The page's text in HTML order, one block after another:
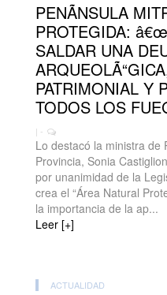
PENÃNSULA
PROTEGIDA:
SALDAR UNA
PATRIMONIAL Y
TODOS LOS
| -
Lo destacó la ministra de
Provincia, Sonia
por unanimidad de la
crea el “Área Natural
la importancia de la ap...
Leer [+]
ACTUALIDAD